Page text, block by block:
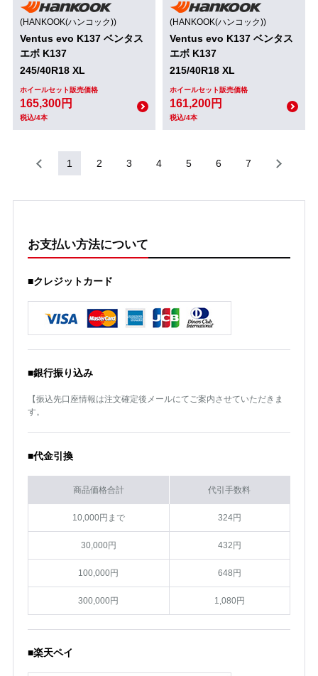
(HANKOOK(ハンコック))
Ventus evo K137 ベンタス
エボ K137
245/40R18 XL
ホイールセット販売価格
165,300円
税込/4本
(HANKOOK(ハンコック))
Ventus evo K137 ベンタス
エボ K137
215/40R18 XL
ホイールセット販売価格
161,200円
税込/4本
1 2 3 4 5 6 7
お支払い方法について
■クレジットカード
■銀行振り込み
【振込先口座情報は注文確定後メールにてご案内させていただきま
す。
■代金引換
商品価格合計 代引手数料
10,000円まで 324円
30,000円 432円
100,000円 648円
300,000円 1,080円
■楽天ペイ